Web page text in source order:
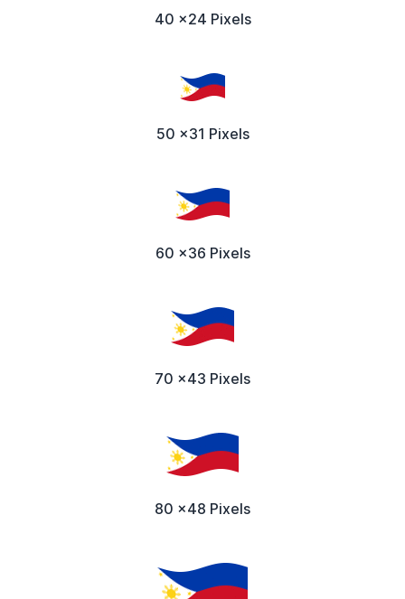
40 x24 Pixels
50 x31 Pixels
60 x36 Pixels
70 x43 Pixels
80 x48 Pixels